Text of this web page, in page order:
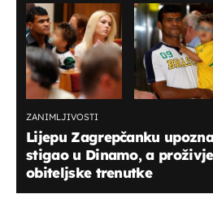
ZANIMLJIVOSTI
Lijepu Zagrepčanku
stigao u Dinamo, a
obiteljske trenutke